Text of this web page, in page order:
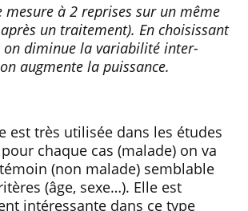
mesure à 2 reprises sur un même
un traitement). En choisissant
on diminue la variabilité inter-
augmente la puissance.
est très utilisée dans les études
chaque cas (malade) on va
(non malade) semblable
(âge, sexe…). Elle est
intéressante dans ce type